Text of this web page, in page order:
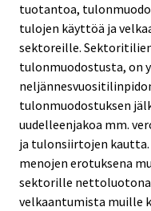
tuotantoa,
tulojen käyttöä ja
sektoreille.
tulonmuodostusta, on
tulonmuodostuksen
uudelleenjakoa mm.
ja tulonsiirtojen
menojen erotuksena
sektorille
velkaantumista muille